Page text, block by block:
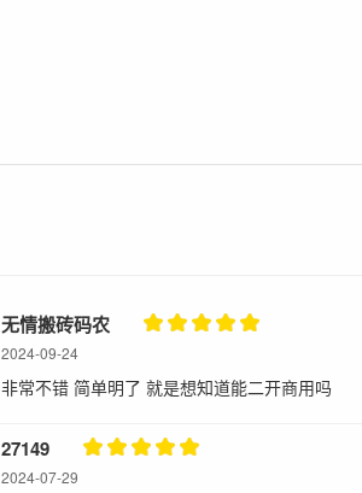
无情搬砖码农
2024-09-24
非常不错 简单明了 就是想知道能二开商用吗
27149
2024-07-29